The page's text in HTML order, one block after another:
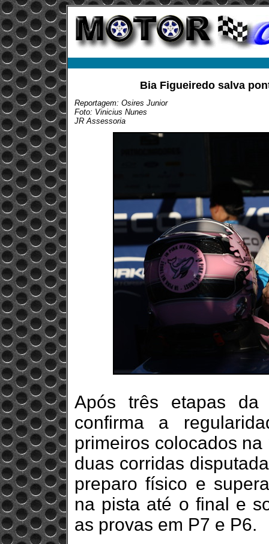
Bia Figueiredo salva
Reportagem: Osires Junior
Foto: Vinicius Nunes
JR Assessoria
Após três etapas da
confirma a
primeiros colocados
duas corridas
preparo físico e
na pista até o final e
as provas em P7 e P6.